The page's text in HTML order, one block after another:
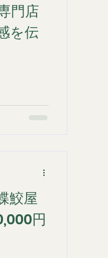
ォトのご
撮影な
をご提案
門店
を伝
鮫屋
円